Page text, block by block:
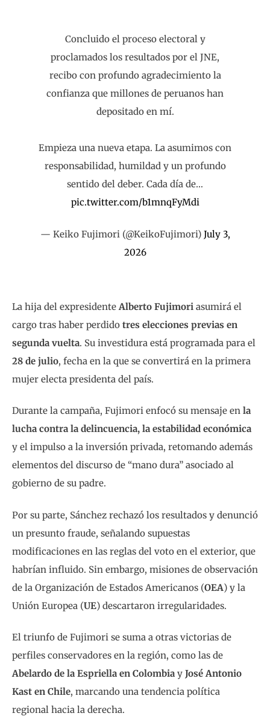
Concluido el proceso electoral y
proclamados los resultados por el JNE,
recibo con profundo agradecimiento la
confianza que millones de peruanos han
depositado en mí.
Empieza una nueva etapa. La asumimos con
responsabilidad, humildad y un profundo
sentido del deber. Cada día de…
pic.twitter.com/b1mnqFyMdi
— Keiko Fujimori (@KeikoFujimori) July 3,
2026
La hija del expresidenteAlberto Fujimori asumirá el
cargo tras haber perdido tres elecciones previas en
segunda vuelta. Su investidura está programada para el
28 de julio, fecha en la que se convertirá en la primera
mujer electa presidenta del país.
Durante la campaña, Fujimori enfocó su mensaje en la
lucha contra la delincuencia, la estabilidad económica
y el impulso a la inversión privada, retomando además
elementos del discurso de “mano dura” asociado al
gobierno de su padre.
Por su parte, Sánchez rechazó los resultados y denunció
un presunto fraude, señalando supuestas
modificaciones en las reglas del voto en el exterior, que
habrían influido. Sin embargo, misiones de observación
de la Organización de Estados Americanos (OEA) y la
Unión Europea (UE) descartaron irregularidades.
El triunfo de Fujimori se suma a otras victorias de
perfiles conservadores en la región, como las de
Abelardo de la Espriella en Colombia y José Antonio
Kast en Chile, marcando una tendencia política
regional hacia la derecha.